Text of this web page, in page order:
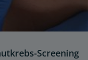
Screening